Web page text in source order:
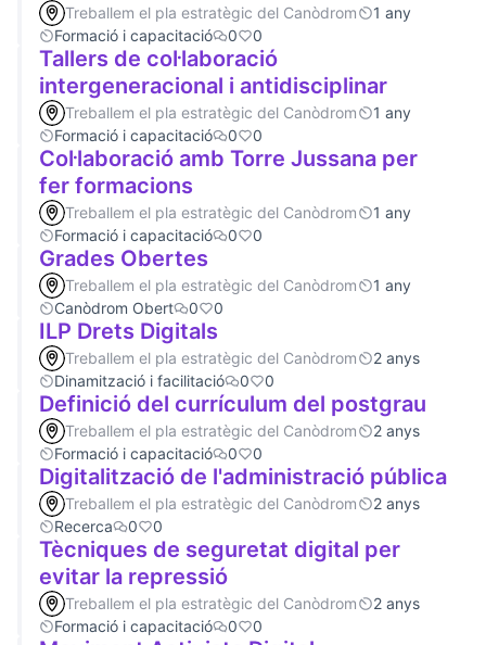
Treballem el pla estratègic del Canòdrom
1 any
Formació i capacitació
0 0
Tallers de col·laboració
intergeneracional i antidisciplinar
Treballem el pla estratègic del Canòdrom
1 any
Formació i capacitació
0 0
Col·laboració amb Torre Jussana per
fer formacions
Treballem el pla estratègic del Canòdrom
1 any
Formació i capacitació
0 0
Grades Obertes
Treballem el pla estratègic del Canòdrom
1 any
Canòdrom Obert
0 0
ILP Drets Digitals
Treballem el pla estratègic del Canòdrom
2 anys
Dinamització i facilitació
0 0
Definició del currículum del postgrau
Treballem el pla estratègic del Canòdrom
2 anys
Formació i capacitació
0 0
Digitalització de l'administració pública
Treballem el pla estratègic del Canòdrom
2 anys
Recerca
0 0
Tècniques de seguretat digital per
evitar la repressió
Treballem el pla estratègic del Canòdrom
2 anys
Formació i capacitació
0 0